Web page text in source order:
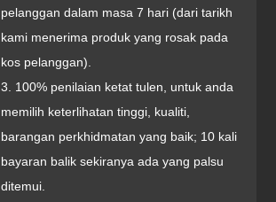
pelanggan dalam masa 7 hari (dari tarikh
kami menerima produk yang rosak pada
kos pelanggan).
3. 100% penilaian ketat tulen, untuk anda
memilih keterlihatan tinggi, kualiti,
barangan perkhidmatan yang baik; 10 kali
bayaran balik sekiranya ada yang palsu
ditemui.